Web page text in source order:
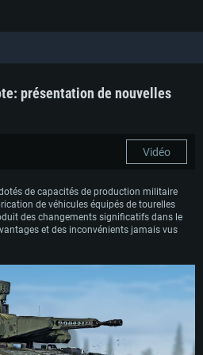
présentation de nouvelles
Vidéo
de capacités de production militaire
de véhicules équipés de tourelles
des changements significatifs dans le
et des inconvénients jamais vus